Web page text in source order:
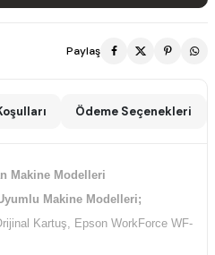
Paylaş
Ödeme Seçenekleri
Makine Modelleri
Makine Modelleri;
Kartuş, Epson WorkForce WF-